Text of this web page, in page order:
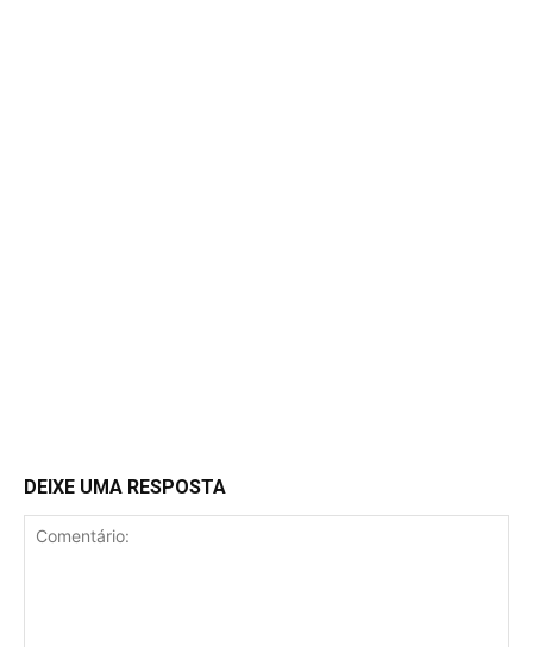
DEIXE UMA RESPOSTA